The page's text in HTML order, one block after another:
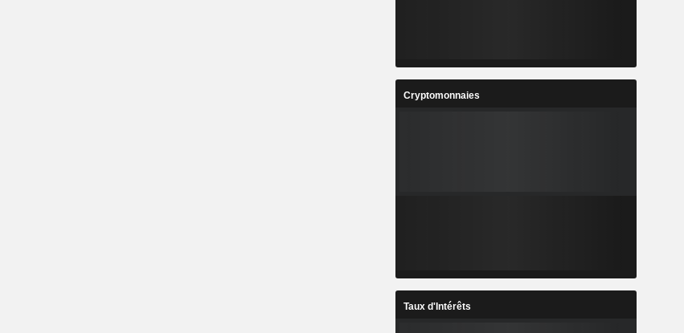
Cryptomonnaies
Taux d'Intérêts